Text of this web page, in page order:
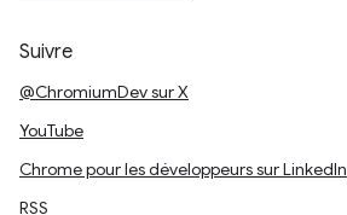
Suivre
@ChromiumDev sur X
YouTube
Chrome pour les développeurs sur LinkedIn
RSS